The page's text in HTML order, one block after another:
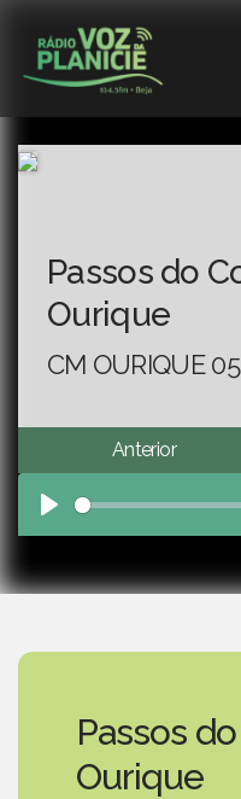
Passos do
Ourique
CM OURIQUE
Anterior
Play
Passos
Ourique